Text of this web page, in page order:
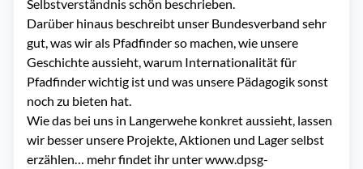
Selbstverständnis schön beschrieben.
Darüber hinaus beschreibt unser Bundesverband sehr
gut, was wir als Pfadfinder so machen, wie unsere
Geschichte aussieht, warum Internationalität für
Pfadfinder wichtig ist und was unsere Pädagogik sonst
noch zu bieten hat.
Wie das bei uns in Langerwehe konkret aussieht, lassen
wir besser unsere Projekte, Aktionen und Lager selbst
erzählen… mehr findet ihr unter www.dpsg-